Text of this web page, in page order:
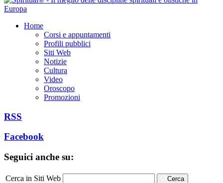
Home
Corsi e appuntamenti
Profili pubblici
Siti Web
Notizie
Cultura
Video
Oroscopo
Promozioni
RSS
Facebook
Seguici anche su:
Cerca in Siti Web Cerca